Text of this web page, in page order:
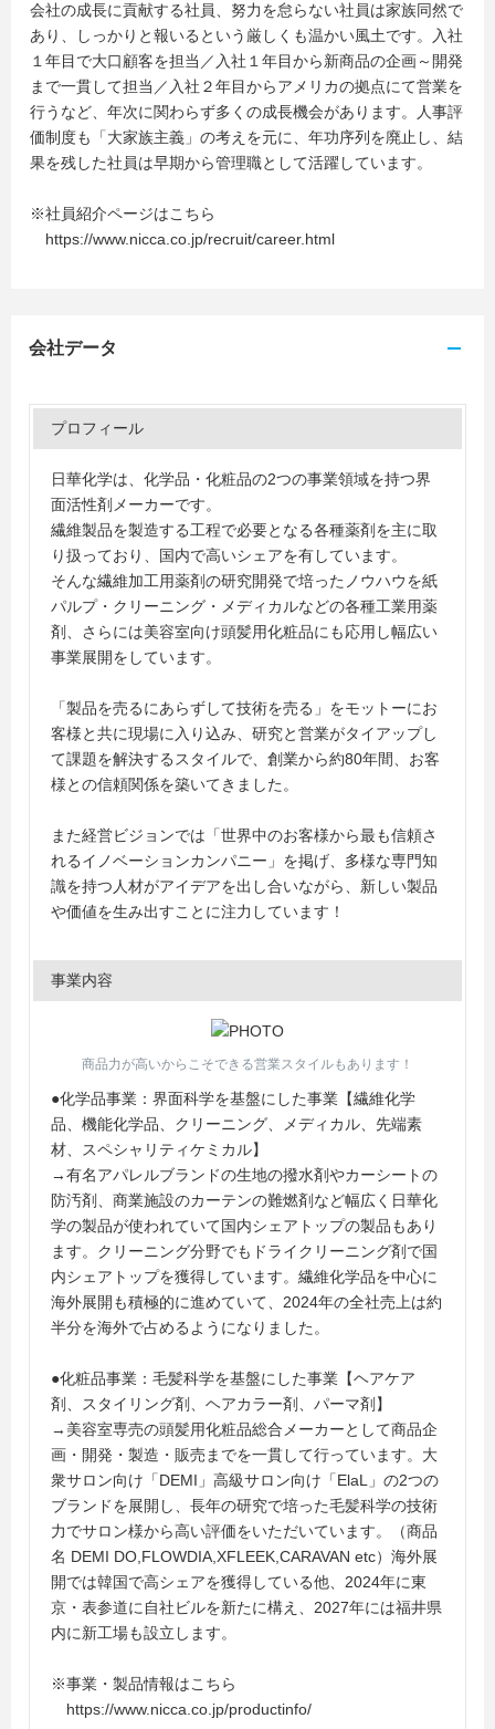
会社の成長に貢献する社員、努力を怠らない社員は家族同然で
あり、しっかりと報いるという厳しくも温かい風土です。入社
１年目で大口顧客を担当／入社１年目から新商品の企画～開発
まで一貫して担当／入社２年目からアメリカの拠点にて営業を
行うなど、年次に関わらず多くの成長機会があります。人事評
価制度も「大家族主義」の考えを元に、年功序列を廃止し、結
果を残した社員は早期から管理職として活躍しています。
※社員紹介ページはこちら
https://www.nicca.co.jp/recruit/career.html
会社データ
プロフィール
日華化学は、化学品・化粧品の2つの事業領域を持つ界
面活性剤メーカーです。
繊維製品を製造する工程で必要となる各種薬剤を主に取
り扱っており、国内で高いシェアを有しています。
そんな繊維加工用薬剤の研究開発で培ったノウハウを紙
パルプ・クリーニング・メディカルなどの各種工業用薬
剤、さらには美容室向け頭髪用化粧品にも応用し幅広い
事業展開をしています。
「製品を売るにあらずして技術を売る」をモットーにお
客様と共に現場に入り込み、研究と営業がタイアップし
て課題を解決するスタイルで、創業から約80年間、お客
様との信頼関係を築いてきました。
また経営ビジョンでは「世界中のお客様から最も信頼さ
れるイノベーションカンパニー」を掲げ、多様な専門知
識を持つ人材がアイデアを出し合いながら、新しい製品
や価値を生み出すことに注力しています！
事業内容
商品力が高いからこそできる営業スタイルもあります！
●化学品事業：界面科学を基盤にした事業【繊維化学
品、機能化学品、クリーニング、メディカル、先端素
材、スペシャリティケミカル】
→有名アパレルブランドの生地の撥水剤やカーシートの
防汚剤、商業施設のカーテンの難燃剤など幅広く日華化
学の製品が使われていて国内シェアトップの製品もあり
ます。クリーニング分野でもドライクリーニング剤で国
内シェアトップを獲得しています。繊維化学品を中心に
海外展開も積極的に進めていて、2024年の全社売上は約
半分を海外で占めるようになりました。
●化粧品事業：毛髪科学を基盤にした事業【ヘアケア
剤、スタイリング剤、ヘアカラー剤、パーマ剤】
→美容室専売の頭髪用化粧品総合メーカーとして商品企
画・開発・製造・販売までを一貫して行っています。大
衆サロン向け「DEMI」高級サロン向け「ElaL」の2つの
ブランドを展開し、長年の研究で培った毛髪科学の技術
力でサロン様から高い評価をいただいています。（商品
名 DEMI DO,FLOWDIA,XFLEEK,CARAVAN etc）海外展
開では韓国で高シェアを獲得している他、2024年に東
京・表参道に自社ビルを新たに構え、2027年には福井県
内に新工場も設立します。
※事業・製品情報はこちら
https://www.nicca.co.jp/productinfo/